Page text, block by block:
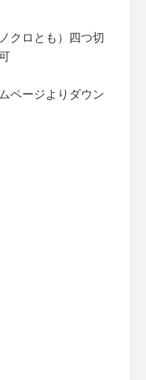
クロとも）四つ切
ページよりダウン